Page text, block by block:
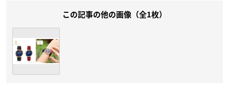
この記事の他の画像（全1枚）